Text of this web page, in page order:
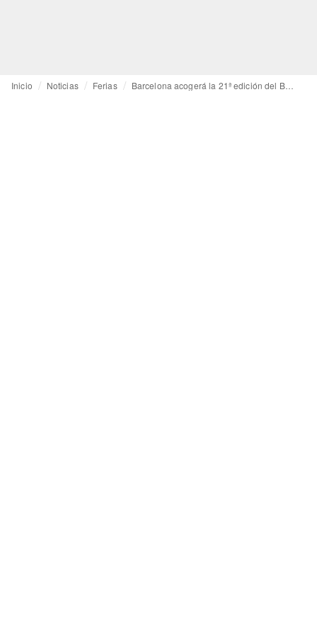
Inicio Noticias Ferias Barcelona acogerá la 21ª edición del Business of Luxury Summit